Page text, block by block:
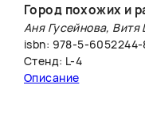
Город похожих и
Аня Гусейнова, Витя
isbn: 978-5-
Стенд: L-4
Описание